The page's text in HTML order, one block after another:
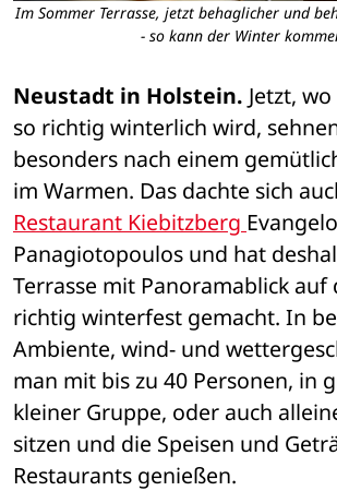
Im Sommer Terrasse, jetzt behaglicher und
- so kann der Winter
Neustadt in Holstein. Jetzt,
so richtig winterlich wird,
besonders nach einem
Restaurant Kiebitzberg
Panagiotopoulos und hat
Terrasse mit Panoramablick auf
richtig winterfest gemacht. In
Ambiente, wind- und
man mit bis zu 40 Personen, in
kleiner Gruppe, oder auch
sitzen und die Speisen und
Restaurants genießen.